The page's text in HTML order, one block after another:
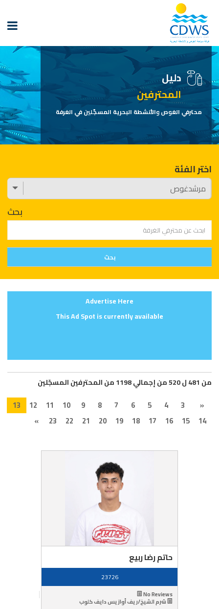
دليل
المحترفين
محترفي الغوص والأنشطة البحرية المسجّلين في الغرفة
اختر الفئة
بحث
Advertise Here
This Ad Spot is currently available
من 481 ل 520 من إجمالي 1198 من المحترفين المسجّلين
«
3
4
5
6
7
8
9
10
11
12
13
14
15
16
17
18
19
20
21
22
23
»
حاتم رضا ربيع
23726
No Reviews
شرم الشيخ/ريف أوازيس دايف كلوب